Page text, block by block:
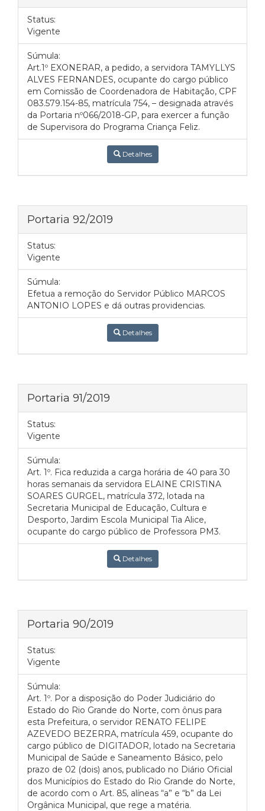
Status:
Vigente
Súmula:
Art.1º EXONERAR, a pedido, a servidora TAMYLLYS
ALVES FERNANDES, ocupante do cargo público
em Comissão de Coordenadora de Habitação, CPF
083.579.154-85, matrícula 754, – designada através
da Portaria nº066/2018-GP, para exercer a função
de Supervisora do Programa Criança Feliz.
Detalhes
Portaria 92/2019
Status:
Vigente
Súmula:
Efetua a remoção do Servidor Público MARCOS
ANTONIO LOPES e dá outras providencias.
Detalhes
Portaria 91/2019
Status:
Vigente
Súmula:
Art. 1º. Fica reduzida a carga horária de 40 para 30
horas semanais da servidora ELAINE CRISTINA
SOARES GURGEL, matrícula 372, lotada na
Secretaria Municipal de Educação, Cultura e
Desporto, Jardim Escola Municipal Tia Alice,
ocupante do cargo público de Professora PM3.
Detalhes
Portaria 90/2019
Status:
Vigente
Súmula:
Art. 1º. Por a disposição do Poder Judiciário do
Estado do Rio Grande do Norte, com ônus para
esta Prefeitura, o servidor RENATO FELIPE
AZEVEDO BEZERRA, matrícula 459, ocupante do
cargo público de DIGITADOR, lotado na Secretaria
Municipal de Saúde e Saneamento Básico, pelo
prazo de 02 (dois) anos, publicado no Diário Oficial
dos Municípios do Estado do Rio Grande do Norte,
de acordo com o Art. 85, alíneas “a” e “b” da Lei
Orgânica Municipal, que rege a matéria.